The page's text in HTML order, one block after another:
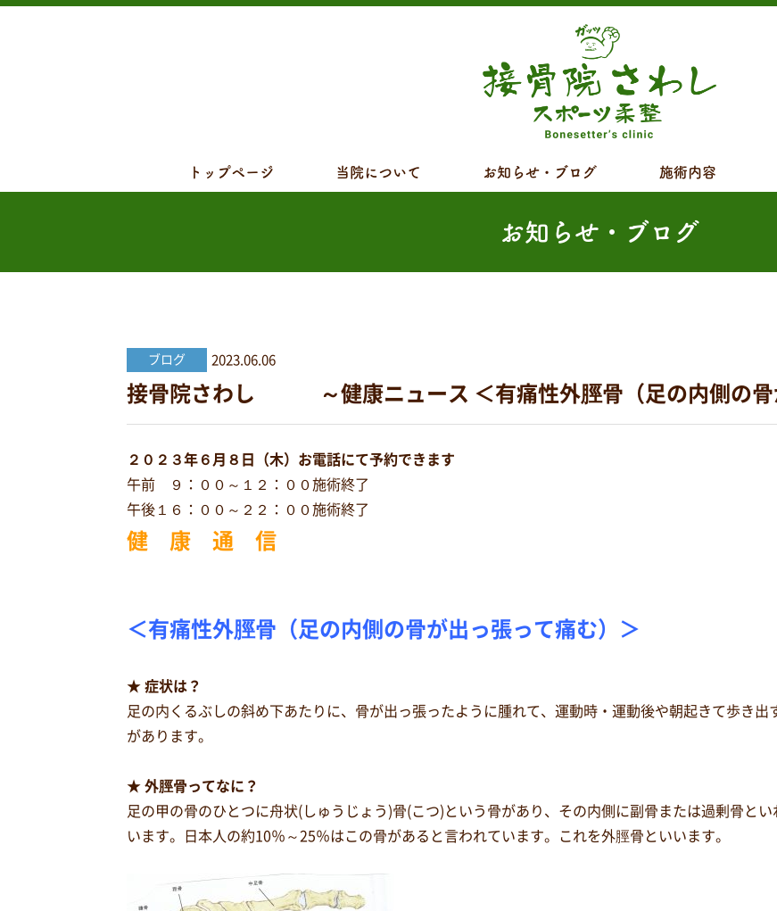
トップページ 当院について お知らせ・ブログ 施術内容
お知らせ・ブログ
ブログ 2023.06.06
接骨院さわし ～健康ニュース ＜有痛性外脛骨（足の内側の骨
２０２３年６月８日（木）お電話にて予約できます
午前 ９：００～１２：００施術終了
午後１６：００～２２：００施術終了
健 康 通 信
＜有痛性外脛骨（足の内側の骨が出っ張って痛む）＞
★ 症状は？
足の内くるぶしの斜め下あたりに、骨が出っ張ったように腫れて、運動時・運動後や朝起きて歩き
があります。
★ 外脛骨ってなに？
足の甲の骨のひとつに舟状(しゅうじょう)骨(こつ)という骨があり、その内側に副骨または過剰骨と
います。日本人の約10％～25％はこの骨があると言われています。これを外脛骨といいます。